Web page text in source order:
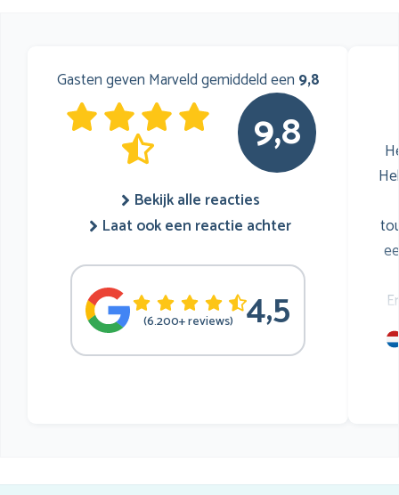
Gasten geven Marveld gemiddeld een 9,8
9,8
Bekijk alle reacties
Laat ook een reactie achter
(6.200+ reviews) 4,5